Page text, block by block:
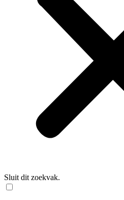
Sluit dit zoekvak.